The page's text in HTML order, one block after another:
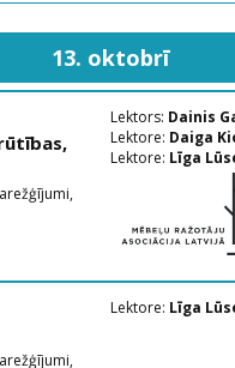
13. oktobrī
Lektors: Dainis
Lektore: Daiga
Lektore: Līga
Lektore: Līga